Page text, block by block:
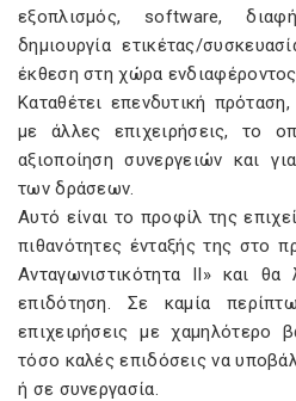
εξοπλισμός, software,
δημιουργία ετικέτας/
έκθεση στη χώρα
Καταθέτει επενδυτική
με άλλες επιχειρήσεις, το
αξιοποίηση συνεργειών και
των δράσεων.
Αυτό είναι το προφίλ της
πιθανότητες ένταξής της στο
Ανταγωνιστικότητα ΙΙ» και
επιδότηση. Σε καμία
επιχειρήσεις με χαμηλότερο
τόσο καλές επιδόσεις να
ή σε συνεργασία.